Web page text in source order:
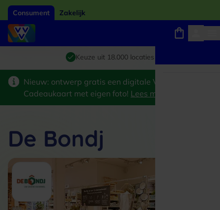
Consument Zakelijk
Giftcard van het jaar 2026
Keuze uit 18.000 locaties
Winkels, webshops en uitjes
Nieuw: ontwerp gratis een digitale VVV
Cadeaukaart met eigen foto! Lees meer
De Bondj